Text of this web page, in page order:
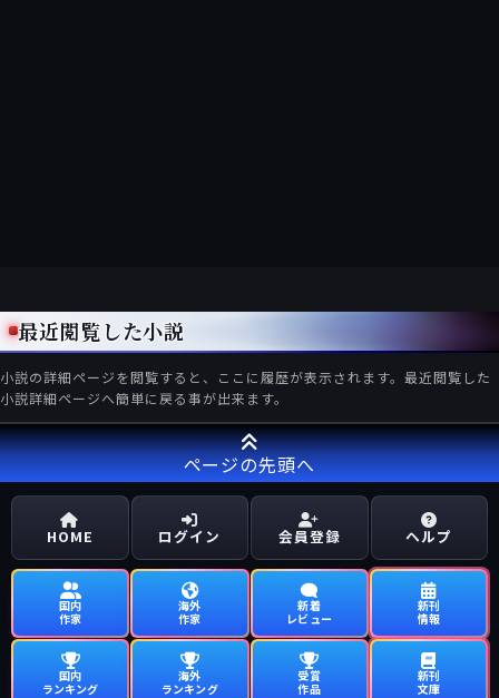
最近閲覧した小説
小説の詳細ページを閲覧すると、ここに履歴が表示されます。最近閲覧した
小説詳細ページへ簡単に戻る事が出来ます。
ページの先頭へ
HOME ログイン 会員登録 ヘルプ
国内
作家
海外
作家
新着
レビュー
新刊
情報
国内
ランキング
海外
ランキング
受賞
作品
新刊
文庫